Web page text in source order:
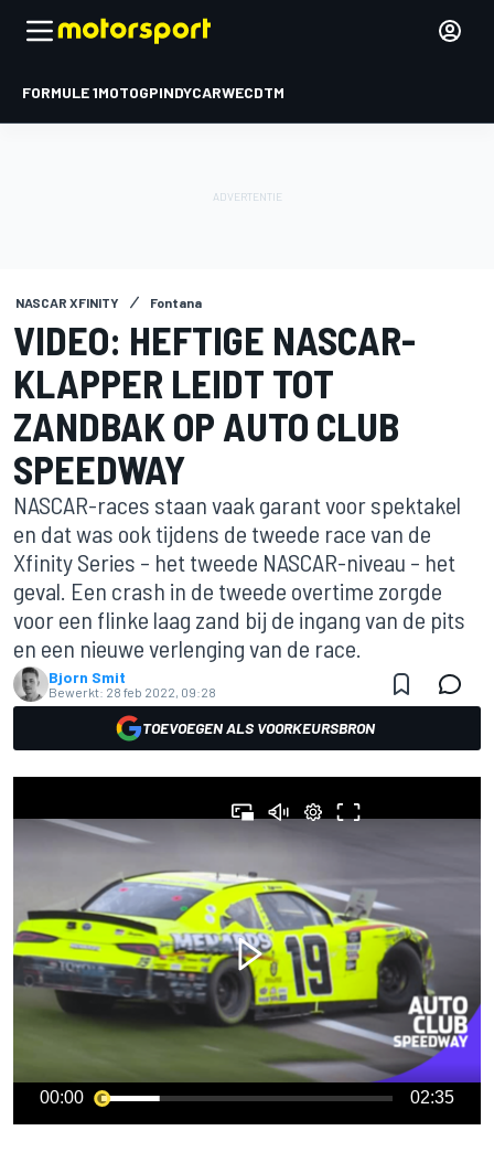
FORMULE 1MOTOGPINDYCARWECDTM
NASCAR XFINITY Fontana
VIDEO: HEFTIGE NASCAR-
KLAPPER LEIDT TOT
ZANDBAK OP AUTO CLUB
SPEEDWAY
NASCAR-races staan vaak garant voor spektakel
en dat was ook tijdens de tweede race van de
Xfinity Series – het tweede NASCAR-niveau – het
geval. Een crash in de tweede overtime zorgde
voor een flinke laag zand bij de ingang van de pits
en een nieuwe verlenging van de race.
Bjorn Smit
Bewerkt: 28 feb 2022, 09:28
TOEVOEGEN ALS VOORKEURSBRON
00:00 02:35